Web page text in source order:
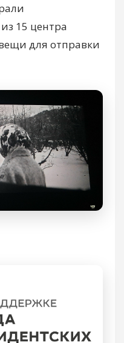
15 центра
для отправки